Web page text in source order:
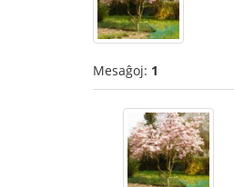
Mesaĝoj: 1